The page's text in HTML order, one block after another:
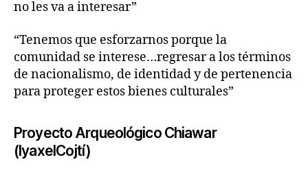
no les va a interesar”
“Tenemos que esforzarnos porque la
comunidad se interese…regresar a los términos
de nacionalismo, de identidad y de pertenencia
para proteger estos bienes culturales”
Proyecto Arqueológico Chiawar
(IyaxelCojtí)